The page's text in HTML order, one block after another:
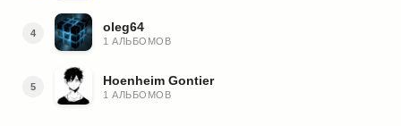
4 oleg64
1 АЛЬБОМОВ
5 Hoenheim Gontier
1 АЛЬБОМОВ